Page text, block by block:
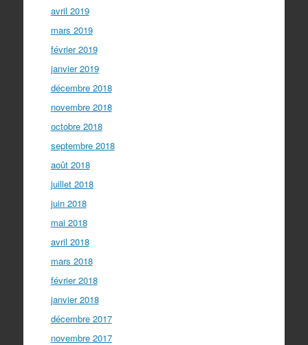
avril 2019
mars 2019
février 2019
janvier 2019
décembre 2018
novembre 2018
octobre 2018
septembre 2018
août 2018
juillet 2018
juin 2018
mai 2018
avril 2018
mars 2018
février 2018
janvier 2018
décembre 2017
novembre 2017